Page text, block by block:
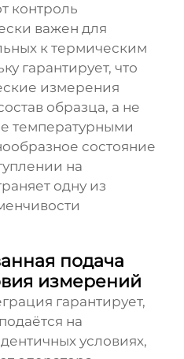
контроль
важен для
к термическим
гарантирует, что
измерения
образца, а не
температурными
состояние
на
одну из
подача
измерений
гарантирует,
на
условиях,